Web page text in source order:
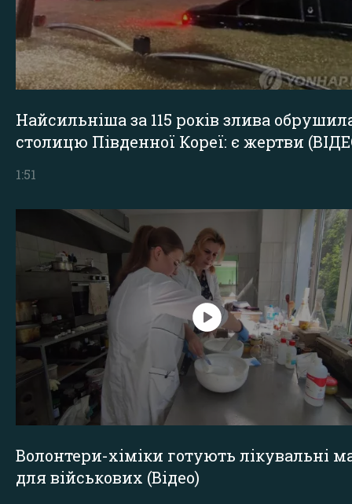
Найсильніша за 115 років злива
столицю Південної Кореї: є жертви
1:51
Волонтери-хіміки готують лікувальні
для військових (Відео)